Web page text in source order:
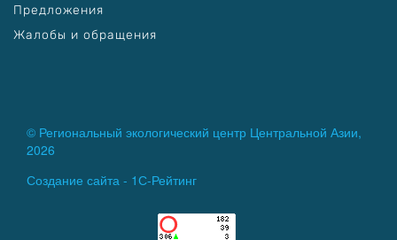
Предложения
Жалобы и обращения
© Региональный экологический центр Центральной Азии,
2026
Создание сайта - 1С-Рейтинг